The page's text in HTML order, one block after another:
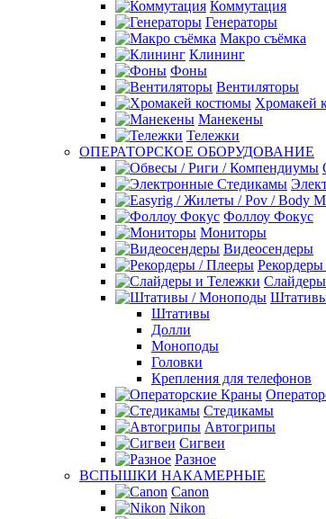
Коммутация
Генераторы
Макро съёмка
Клининг
Фоны
Вентиляторы
Хромакей
Манекены
Тележки
ОПЕРАТОРСКОЕ ОБОРУДОВАНИЕ
Фоллоу Фокус
Мониторы
Видеосендеры
Штативы
Долли
Моноподы
Головки
Крепления для телефонов
Стедикамы
Автогрипы
Сигвеи
Разное
ВСПЫШКИ НАКАМЕРНЫЕ
Canon
Nikon